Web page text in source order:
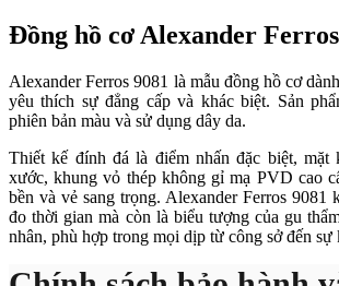
Đồng hồ cơ Alexander
Alexander Ferros 9081 là mẫu đồng hồ cơ
yêu thích sự đẳng cấp và khác biệt. Sản
phiên bản màu và sử dụng dây da.
Thiết kế đính đá là điểm nhấn đặc biệt, mặt
xước, khung vỏ thép không gỉ mạ PVD cao
bền và vẻ sang trọng. Alexander Ferros 9081
đo thời gian mà còn là biểu tượng của gu
nhân, phù hợp trong mọi dịp từ công sở đến sự